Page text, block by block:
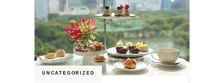
UNCATEGORIZED